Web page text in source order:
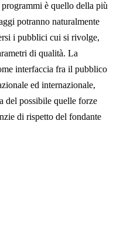
è quello della più
potranno naturalmente
i pubblici cui si rivolge,
di qualità. La
interfaccia fra il pubblico
ed internazionale,
del possibile quelle forze
di rispetto del fondante